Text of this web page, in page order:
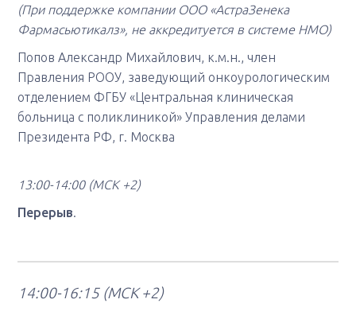
(При поддержке компании ООО «АстраЗенека
Фармасьютикалз», не аккредитуется в системе НМО)
Попов Александр Михайлович, к.м.н., член
Правления РООУ, заведующий онкоурологическим
отделением ФГБУ «Центральная клиническая
больница с поликлиникой» Управления делами
Президента РФ, г. Москва
13:00-14:00 (МСК +2)
Перерыв.
14:00-16:15 (МСК +2)